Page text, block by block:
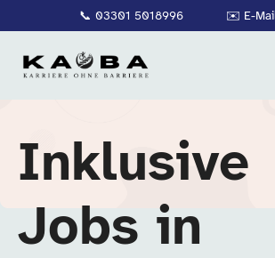
📞 03301 5018996 ✉️ E-Mail
Inklusive
Jobs in